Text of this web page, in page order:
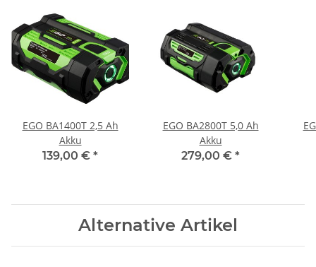
EGO BA1400T 2,5 Ah
Akku
139,00 € *
EGO BA2800T 5,0 Ah
Akku
279,00 € *
Alternative Artikel